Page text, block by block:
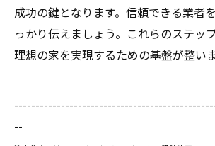
成功の鍵となります。信頼できる業者
っかり伝えましょう。これらのステッ
理想の家を実現するための基盤が整いま
--